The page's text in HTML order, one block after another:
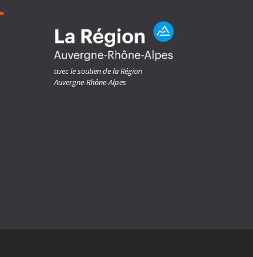
avec le soutien de la Région
Auvergne-Rhône-Alpes